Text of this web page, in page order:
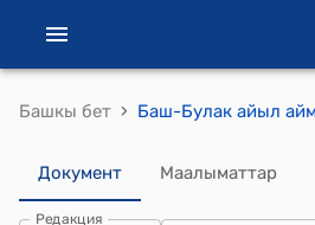
Башкы бет ›
Документ Маалыматтар
Редакция